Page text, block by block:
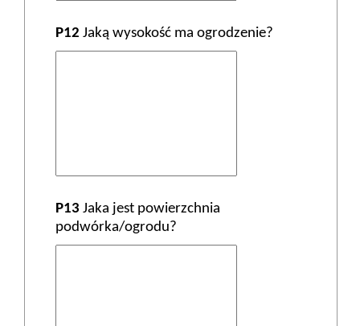
P12 Jaką wysokość ma ogrodzenie?
P13 Jaka jest powierzchnia
podwórka/ogrodu?